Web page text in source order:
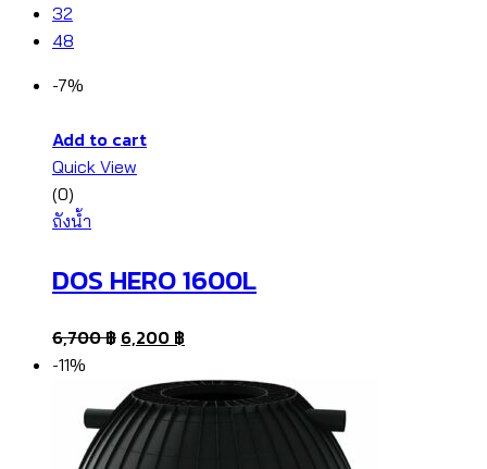
32
48
-7%
Add to cart
Quick View
(0)
ถังน้ำ
DOS HERO 1600L
6,700฿ 6,200 ฿
-11%